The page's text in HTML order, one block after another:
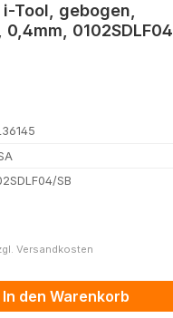
Tool, gebogen,
0102SDLF04
SB
Versandkosten
In den Warenkorb